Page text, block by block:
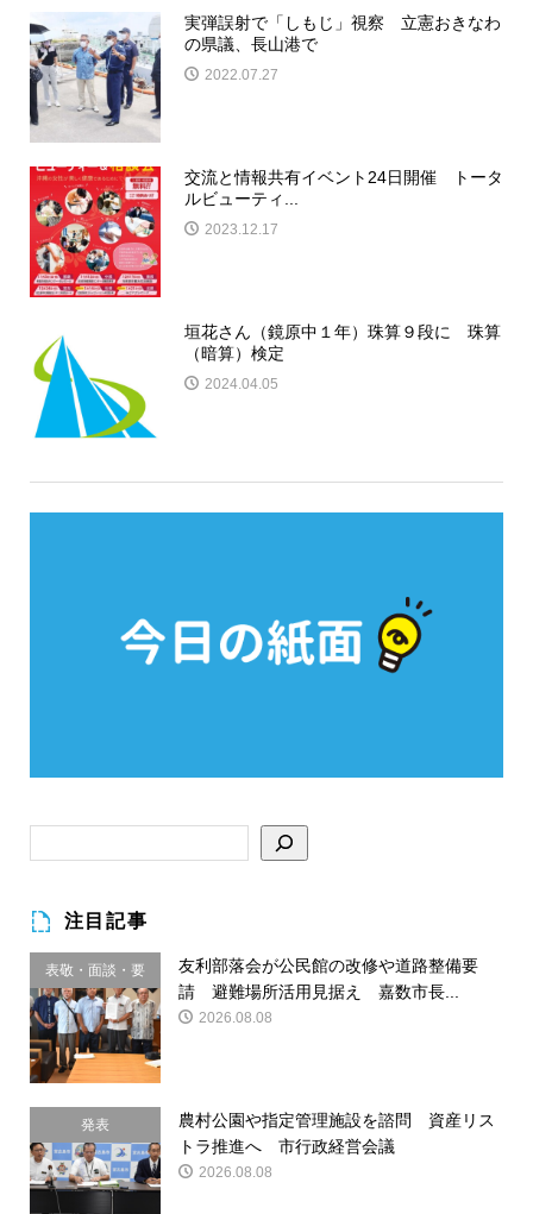
実弾誤射で「しもじ」視察 立憲おきなわ
の県議、長山港で
2022.07.27
交流と情報共有イベント24日開催 トータ
ルビューティ...
2023.12.17
垣花さん（鏡原中１年）珠算９段に 珠算
（暗算）検定
2024.04.05
注目記事
表敬・面談・要
請
友利部落会が公民館の改修や道路整備要
請 避難場所活用見据え 嘉数市長...
2026.08.08
発表
農村公園や指定管理施設を諮問 資産リス
トラ推進へ 市行政経営会議
2026.08.08